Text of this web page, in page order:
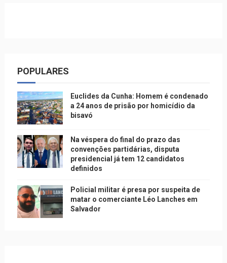
POPULARES
Euclides da Cunha: Homem é condenado
a 24 anos de prisão por homicídio da
bisavó
Na véspera do final do prazo das
convenções partidárias, disputa
presidencial já tem 12 candidatos
definidos
Policial militar é presa por suspeita de
matar o comerciante Léo Lanches em
Salvador